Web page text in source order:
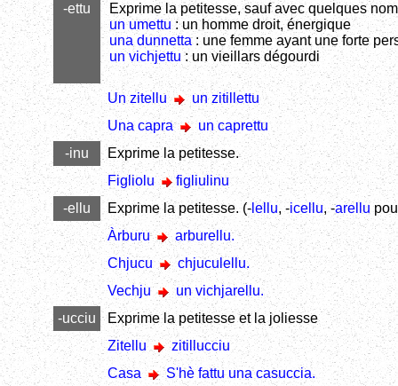
-ettu
Exprime la petitesse, sauf avec quelques
un umettu : un homme droit, énergique
una dunnetta: une femme ayant une forte
un vichjettu : un vieillars dégourdi
Un zitellu
un zitillettu
Una capra
un caprettu
-inu
Exprime la petitesse.
Figliolu
figliulinu
-ellu
Exprime la petitesse. (-lellu, -icellu, -arellu
Àrburu
arburellu.
Chjucu
chjuculellu.
Vechju
un vichjarellu.
-ucciu
Exprime la petitesse et la joliesse
Zitellu
zitillucciu
Casa
S'hè fattu una casuccia.